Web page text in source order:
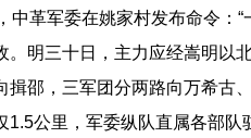
中革军委在姚家村发布命令：
。明三十日，主力应经嵩明以
揖邵，三军团分两路向万希古
1.5公里，军委纵队直属各部队